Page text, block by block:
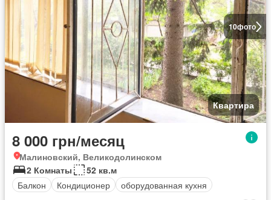
10фото
Квартира
8 000 грн/месяц
Малиновский, Великодолинском
2 Комнаты
52 кв.м
Балкон
Кондиционер оборудованная кухня